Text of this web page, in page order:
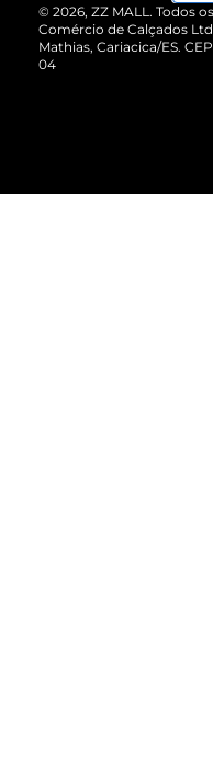
Cartão Presente
Vendas
© 2026, ZZ MALL. Todos
Comércio de Calçados
Mathias, Cariacica/ES.
04